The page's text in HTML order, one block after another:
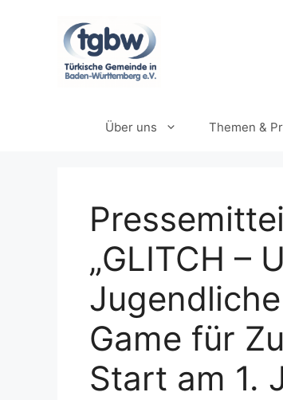
Über uns Themen &
„GLITCH –
Game für
Start am 1.